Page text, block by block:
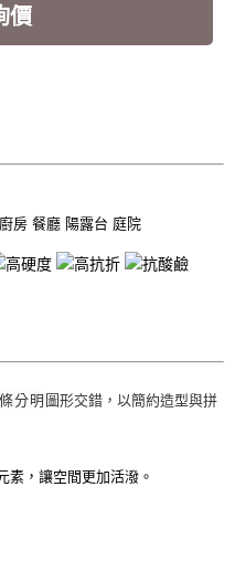
價
廚房 餐廳 陽露台 庭院
分明 圖形交錯，以簡約造型與拼
素，讓空間更加活潑。